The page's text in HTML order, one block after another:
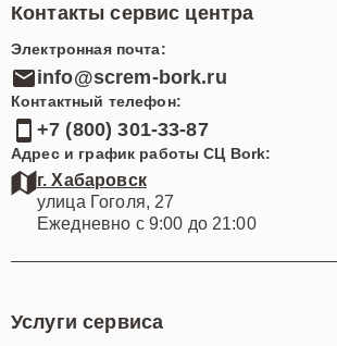
Контакты сервис центра
Электронная почта:
info@screm-bork.ru
Контактный телефон:
+7 (800) 301-33-87
Адрес и график работы СЦ Bork:
г. Хабаровск
улица Гоголя, 27
Ежедневно с 9:00 до 21:00
Услуги сервиса